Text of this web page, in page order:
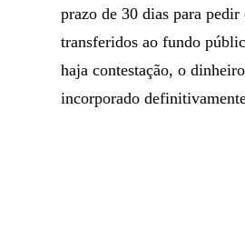
prazo de 30 dias para pedir
transferidos ao fundo
haja contestação, o
incorporado